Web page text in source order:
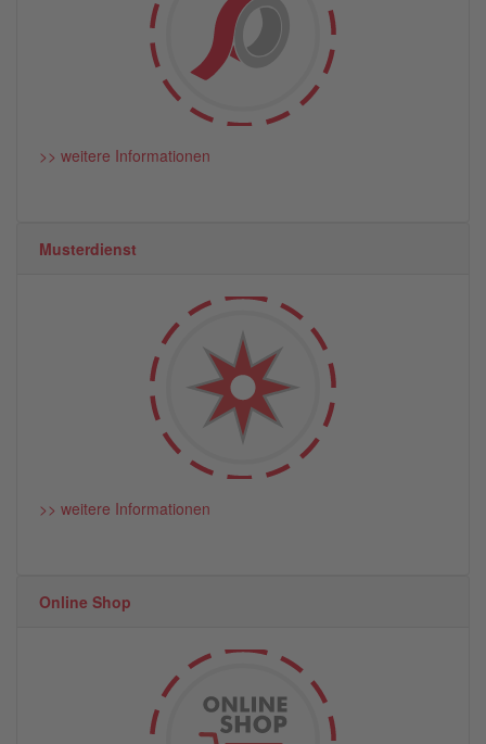
>> weitere Informationen
Musterdienst
>> weitere Informationen
Online Shop